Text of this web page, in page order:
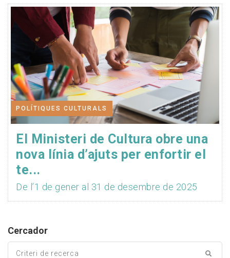
POLÍTIQUES CULTURALS
El Ministeri de Cultura obre una
nova línia d’ajuts per enfortir el
te...
De l’1 de gener al 31 de desembre de 2025
Cercador